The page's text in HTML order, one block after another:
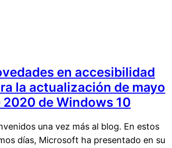
en accesibilidad
la actualización de mayo
2020 de Windows 10
una vez más al blog. En estos
días, Microsoft ha presentado en su